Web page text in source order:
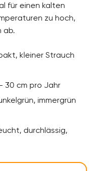
für einen kalten
zu hoch,
ab.
kleiner Strauch
30 cm pro Jahr
immergrün
durchlässig,